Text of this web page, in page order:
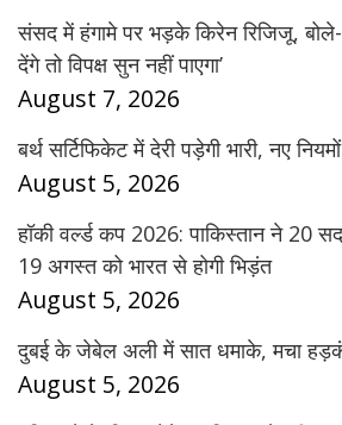
संसद में हंगामे पर भड़के किरेन रिजिजू,
देंगे तो विपक्ष सुन नहीं पाएगा’
August 7, 2026
बर्थ सर्टिफिकेट में देरी पड़ेगी भारी, नए
August 5, 2026
हॉकी वर्ल्ड कप 2026: पाकिस्तान ने 20
19 अगस्त को भारत से होगी भिड़ंत
August 5, 2026
दुबई के जेबेल अली में सात धमाके, मचा
August 5, 2026